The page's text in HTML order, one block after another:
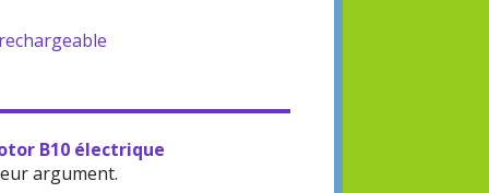
B10 électrique
argument.